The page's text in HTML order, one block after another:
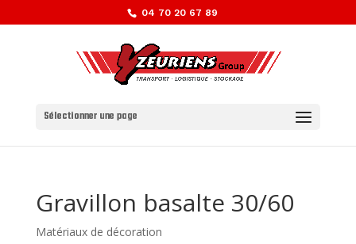
04 70 20 67 89
Sélectionner une page
Gravillon basalte 30/60
Matériaux de décoration